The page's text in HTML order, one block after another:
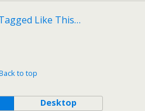
Like This…
to top
Desktop